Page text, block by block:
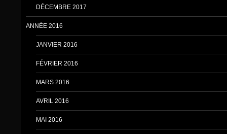
DÉCEMBRE 2017
ANNÉE 2016
JANVIER 2016
FÉVRIER 2016
MARS 2016
AVRIL 2016
MAI 2016